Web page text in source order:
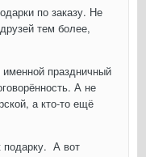
по заказу. Не
тем более,
праздничный
А не
а кто-то ещё
подарку. А вот